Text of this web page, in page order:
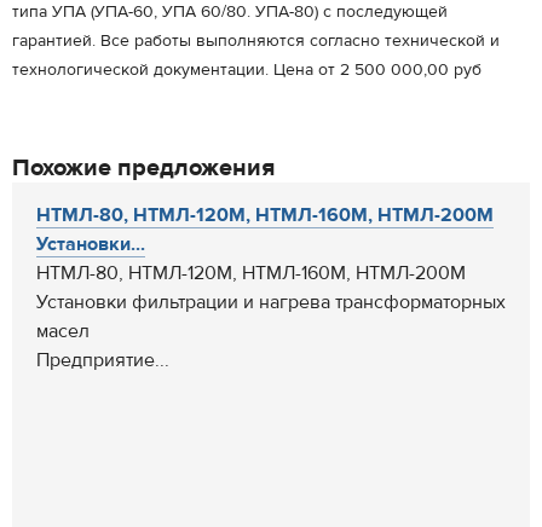
типа УПА (УПА-60, УПА 60/80. УПА-80) с последующей
гарантией. Все работы выполняются согласно технической и
технологической документации. Цена от 2 500 000,00 руб
Похожие предложения
НТМЛ-80, НТМЛ-120М, НТМЛ-160М, НТМЛ-200М
Установки...
НТМЛ-80, НТМЛ-120М, НТМЛ-160М, НТМЛ-200М
Установки фильтрации и нагрева трансформаторных
масел
Предприятие...